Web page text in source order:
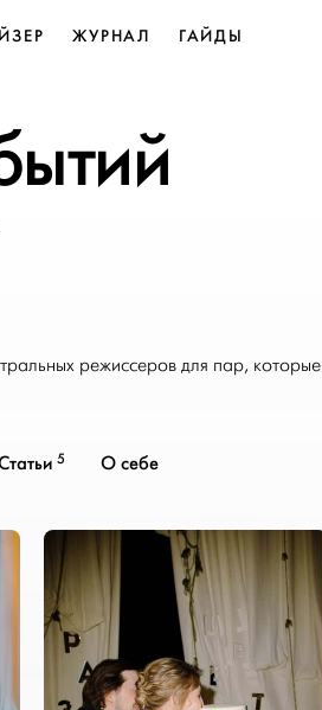
ЖУРНАЛ ГАЙДЫ
режиссеров для пар, которые
5 О себе